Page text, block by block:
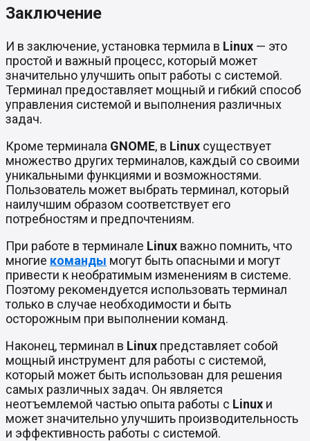
Заключение
И в заключение, установка термила в Linux — это
простой и важный процесс, который может
значительно улучшить опыт работы с системой.
Терминал предоставляет мощный и гибкий способ
управления системой и выполнения различных
задач.
Кроме терминала GNOME, в Linux существует
множество других терминалов, каждый со своими
уникальными функциями и возможностями.
Пользователь может выбрать терминал, который
наилучшим образом соответствует его
потребностям и предпочтениям.
При работе в терминале Linux важно помнить, что
многие команды могут быть опасными и могут
привести к необратимым изменениям в системе.
Поэтому рекомендуется использовать терминал
только в случае необходимости и быть
осторожным при выполнении команд.
Наконец, терминал в Linux представляет собой
мощный инструмент для работы с системой,
который может быть использован для решения
самых различных задач. Он является
неотъемлемой частью опыта работы с Linux и
может значительно улучшить производительность
и эффективность работы с системой.